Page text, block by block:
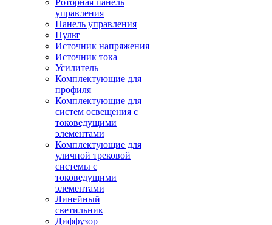
Роторная панель
управления
Панель управления
Пульт
Источник напряжения
Источник тока
Усилитель
Комплектующие для
профиля
Комплектующие для
систем освещения с
токоведущими
элементами
Комплектующие для
уличной трековой
системы с
токоведущими
элементами
Линейный
светильник
Диффузор